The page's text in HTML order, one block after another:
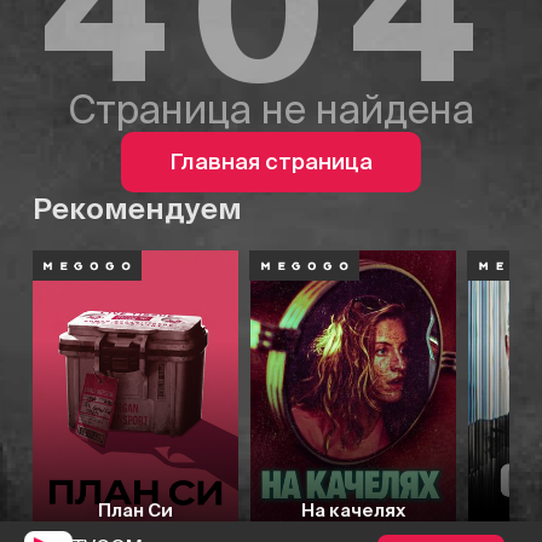
Страница не найдена
Главная страница
Рекомендуем
План Си На качелях